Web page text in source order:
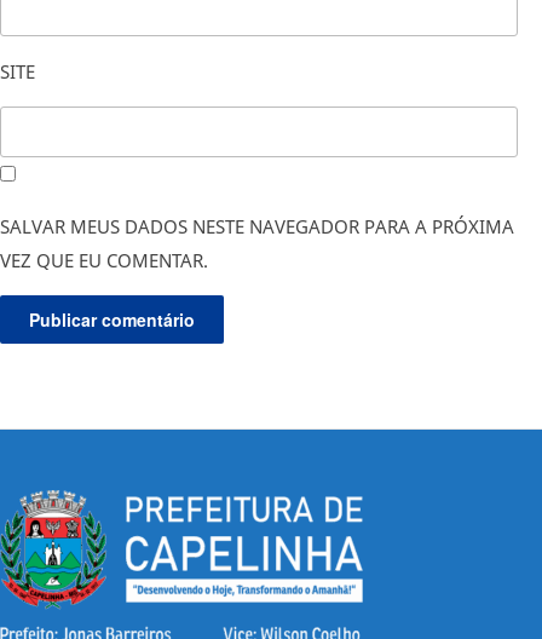
SITE
SALVAR MEUS DADOS NESTE NAVEGADOR PARA A PRÓXIMA
VEZ QUE EU COMENTAR.